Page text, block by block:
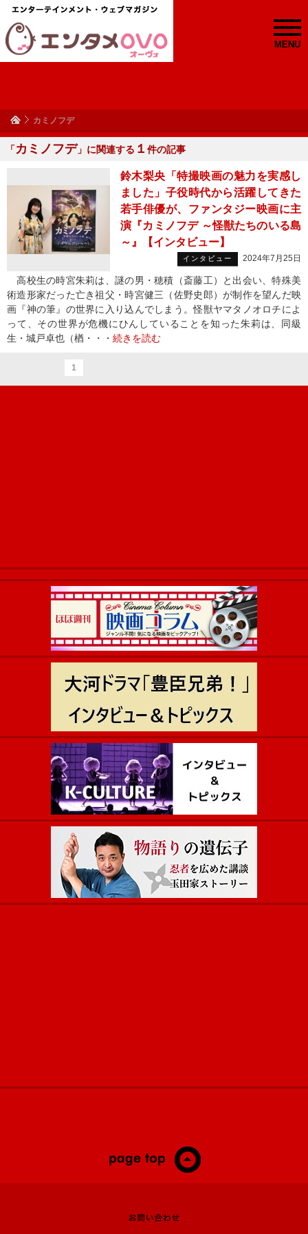
MENU
カミノフデ
「カミノフデ」に関連する １ 件の記事
鈴木梨央「特撮映画の魅力を実感し
ました」子役時代から活躍してきた
若手俳優が、ファンタジー映画に主
演『カミノフデ ～怪獣たちのいる島
～』【インタビュー】
インタビュー 2024年7月25日
高校生の時宮朱莉は、謎の男・穂積（斎藤工）と出会い、特殊美
術造形家だった亡き祖父・時宮健三（佐野史郎）が制作を望んだ映
画『神の筆』の世界に入り込んでしまう。怪獣ヤマタノオロチによ
って、その世界が危機にひんしていることを知った朱莉は、同級
生・城戸卓也（楢・・・ 続きを読む
1